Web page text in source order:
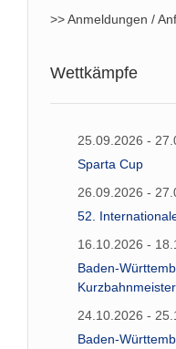
>> Anmeldungen /
Wettkämpfe
25.09.2026 -
Sparta Cup
26.09.2026 -
52.
16.10.2026 -
Baden-
24.10.2026 -
Baden-